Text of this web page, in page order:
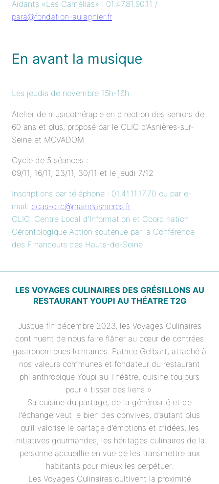
Aidants «Les Camélias» : 01.47.81.90.11 /
para@fondation-aulagnier.fr
En avant la musique
Les jeudis de novembre 15h-16h
Atelier de musicothérapie en direction des seniors de
60 ans et plus, proposé par le CLIC d’Asnières-sur-
Seine et MOVADOM
Cycle de 5 séances :
09/11, 16/11, 23/11, 30/11 et le jeudi 7/12
Inscriptions par téléphone : 01.41.11.17.70 ou par e-
mail: ccas-clic@mairieasnieres.fr
CLIC: Centre Local d’Information et Coordination
Gérontologique Action soutenue par la Conférence
des Financeurs des Hauts-de-Seine
LES VOYAGES CULINAIRES DES GRÉSILLONS AU
RESTAURANT YOUPI AU THÉATRE T2G
Jusque fin décembre 2023, les Voyages Culinaires
continuent de nous faire flâner au cœur de contrées
gastronomiques lointaines. Patrice Gelbart, attaché à
nos valeurs communes et fondateur du restaurant
philanthropique Youpi au Théâtre, cuisine toujours
pour « tisser des liens ».
Sa cuisine du partage, de la générosité et de
l’échange veut le bien des convives, d’autant plus
qu’il valorise le partage d’émotions et d’idées, les
initiatives gourmandes, les héritages culinaires de la
personne accueillie en vue de les transmettre aux
habitants pour mieux les perpétuer.
Les Voyages Culinaires cultivent la proximité